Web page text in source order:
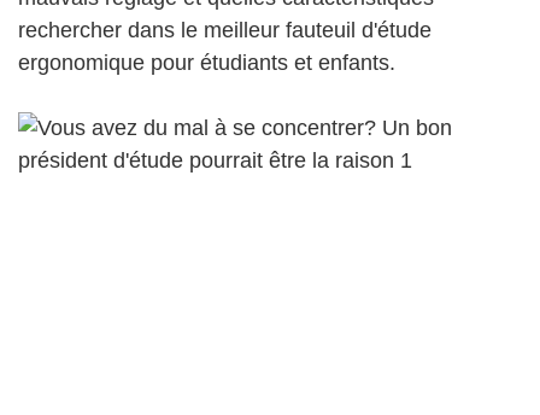
rechercher dans le meilleur fauteuil d'étude
ergonomique pour étudiants et enfants.